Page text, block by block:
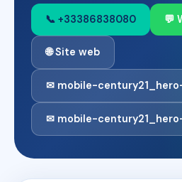
📞 +33386838080 💬
🌐 Site web
✉ mobile-
✉ mobile-